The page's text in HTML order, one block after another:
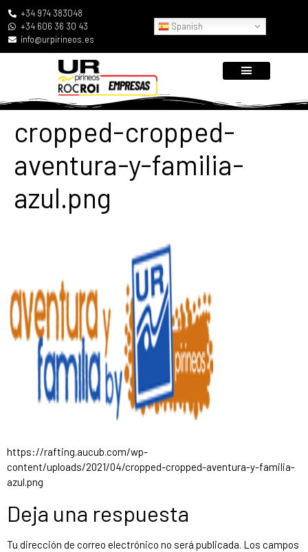
+34 974 383048
+34 606 36 30 43
info@urpirineos.es
Spanish
cropped-cropped-
aventura-y-familia-
azul.png
https://rafting.aucub.com/wp-
content/uploads/2021/04/cropped-cropped-aventura-y-familia-
azul.png
Deja una respuesta
Tu dirección de correo electrónico no será publicada. Los campos